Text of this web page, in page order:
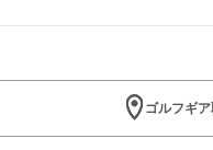
ゴルフギ